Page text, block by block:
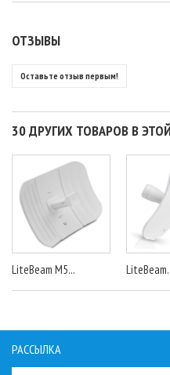
ОТЗЫВЫ
Оставьте отзыв первым!
30 ДРУГИХ ТОВАРОВ В
LiteBeam M5...
РАССЫЛКА